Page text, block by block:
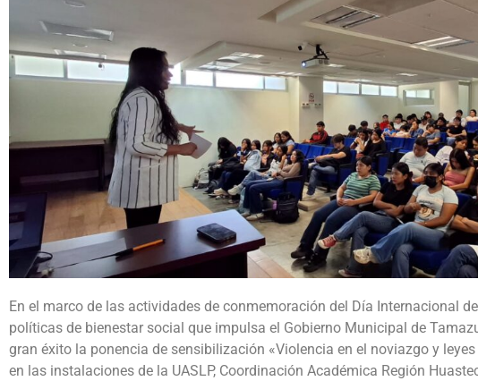
En el marco de las actividades de conmemoración del Día Internacional
políticas de bienestar social que impulsa el Gobierno Municipal de
gran éxito la ponencia de sensibilización «Violencia en el noviazgo y
en las instalaciones de la UASLP, Coordinación Académica Región